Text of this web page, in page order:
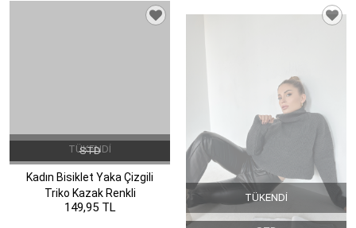
TÜKENDI
STD
Kadın Bisiklet Yaka Çizgili
Triko Kazak Renkli
149,95 TL
TÜKENDI